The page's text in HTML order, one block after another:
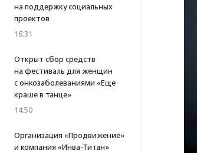
на поддержку социальных
проектов
16:31
Открыт сбор средств
на фестиваль для женщин
с онкозаболеваниями «Еще
краше в танце»
14:50
Организация «Продвижение»
и компания «Инва-Титан»